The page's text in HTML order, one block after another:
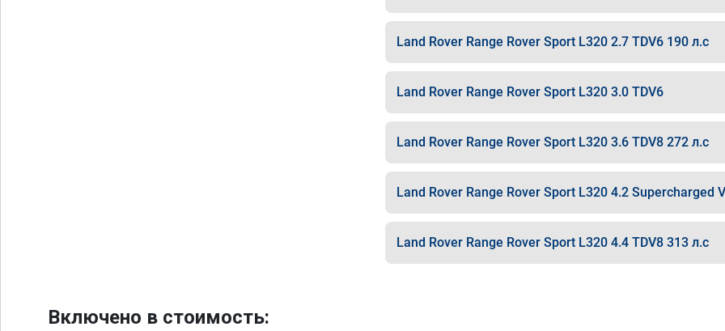
Land Rover Range Rover Sport L320 2.7 TDV6 190 л.с
Land Rover Range Rover Sport L320 3.0 TDV6
Land Rover Range Rover Sport L320 3.6 TDV8 272 л.с
Land Rover Range Rover Sport L320 4.2 Supercharged
Land Rover Range Rover Sport L320 4.4 TDV8 313 л.с
Включено в стоимость: